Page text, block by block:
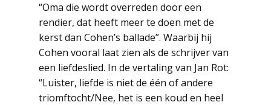
“Oma die wordt overreden door een
rendier, dat heeft meer te doen met de
kerst dan Cohen’s ballade”. Waarbij hij
Cohen vooral laat zien als de schrijver van
een liefdeslied. In de vertaling van Jan Rot:
“Luister, liefde is niet de één of andere
triomftocht/Nee, het is een koud en heel